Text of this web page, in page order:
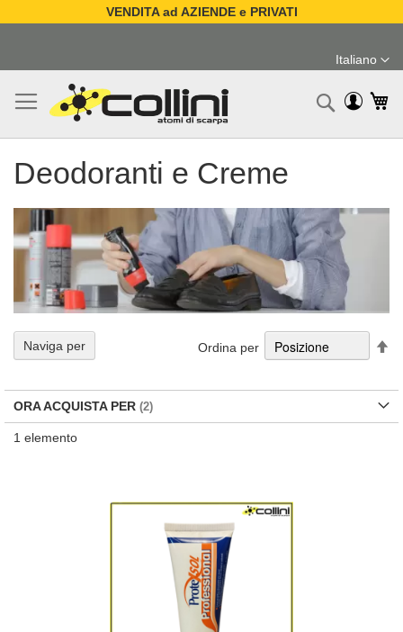
VENDITA ad AZIENDE e PRIVATI
contenuto
Lingua
Italiano
Deodoranti e Creme
1 elemento
Ordina per
Naviga per
ORA ACQUISTA PER